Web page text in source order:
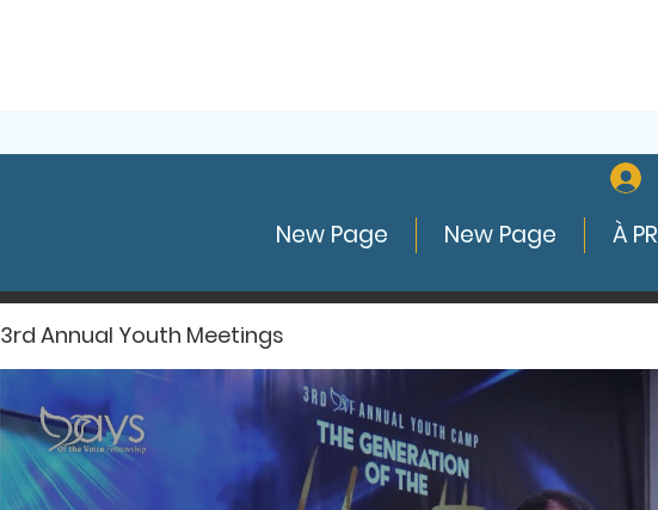
New Page New Page À
3rd Annual Youth Meetings